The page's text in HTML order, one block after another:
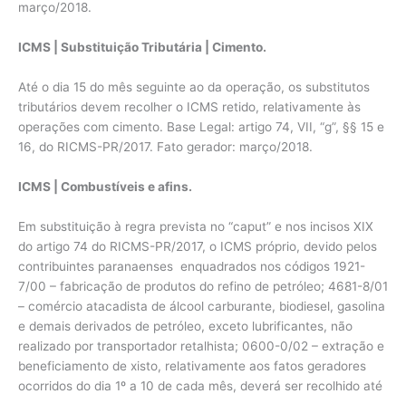
março/2018.
ICMS | Substituição Tributária | Cimento.
Até o dia 15 do mês seguinte ao da operação, os substitutos
tributários devem recolher o ICMS retido, relativamente às
operações com cimento. Base Legal: artigo 74, VII, “g”, §§ 15 e
16, do RICMS-PR/2017. Fato gerador: março/2018.
ICMS | Combustíveis e afins.
Em substituição à regra prevista no “caput” e nos incisos XIX
do artigo 74 do RICMS-PR/2017, o ICMS próprio, devido pelos
contribuintes paranaenses enquadrados nos códigos 1921-
7/00 – fabricação de produtos do refino de petróleo; 4681-8/01
– comércio atacadista de álcool carburante, biodiesel, gasolina
e demais derivados de petróleo, exceto lubrificantes, não
realizado por transportador retalhista; 0600-0/02 – extração e
beneficiamento de xisto, relativamente aos fatos geradores
ocorridos do dia 1º a 10 de cada mês, deverá ser recolhido até